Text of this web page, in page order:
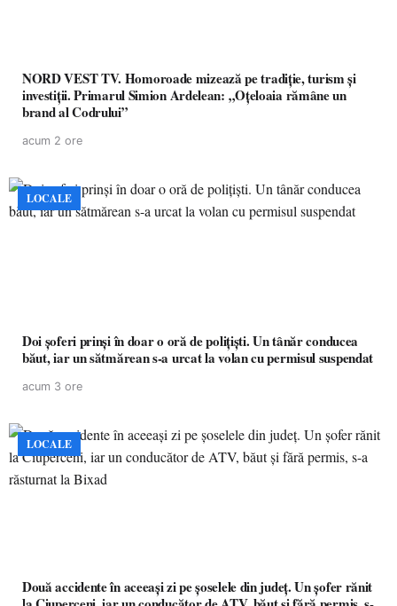
NORD VEST TV. Homoroade mizează pe tradiție, turism și
investiții. Primarul Simion Ardelean: „Oțeloaia rămâne un
brand al Codrului”
acum 2 ore
LOCALE
Doi șoferi prinși în doar o oră de polițiști. Un tânăr conducea
băut, iar un sătmărean s-a urcat la volan cu permisul suspendat
acum 3 ore
LOCALE
Două accidente în aceeași zi pe șoselele din județ. Un șofer rănit